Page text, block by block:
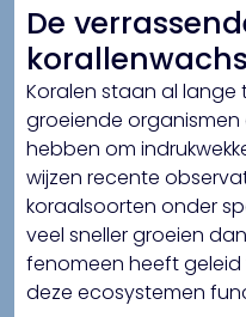
De
Koralen staan al lange
groeiende
hebben om
wijzen recente
koraalsoorten onder
veel sneller groeien
fenomeen heeft
deze ecosystemen